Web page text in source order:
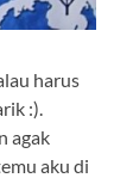
harus
:).
agak
aku di